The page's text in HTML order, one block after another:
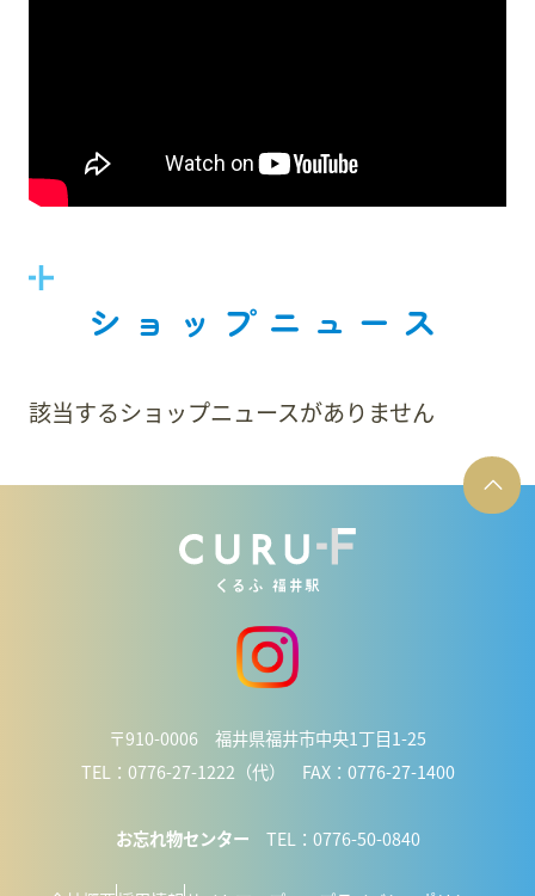
ショップニュース
該当するショップニュースがありません
〒910-0006 福井県福井市中央1丁目1-25
TEL：0776-27-1222（代） FAX：0776-27-1400
お忘れ物センター TEL：0776-50-0840